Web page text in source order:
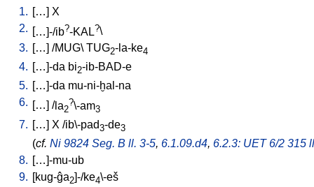
1. […] X
2.
…]-/ib?-KAL?\
3. […] /MUG\ TUG2-la-ke4
4. […]-da bi2-ib-BAD-e
5. […]-da mu-ni-ḫal-na
6.
… ] / la2
?\-am3
7. […] X /ib\-pad3-de3
(cf. Ni 9824 Seg. B ll. 3-5, 6.1.09.d4, 6.2.3: UET 6/2 315
8. […]-mu-ub
9. [kug-ĝa2]-/ke4\-eš